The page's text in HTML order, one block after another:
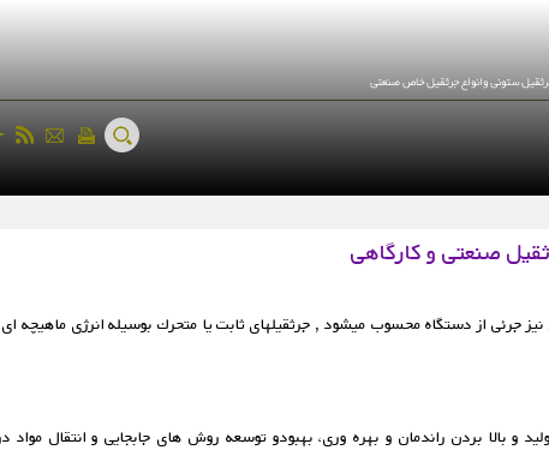
صنعتی و كارگاهی
جرئی از دستگاه محسوب میشود , جرثقیلهای ثابت یا متحرك بوسیله انرژی ماهیچه ‏ای ,
بالا بردن راندمان و بهره وری، بهبودو توسعه روش های جابجایی و انتقال مواد